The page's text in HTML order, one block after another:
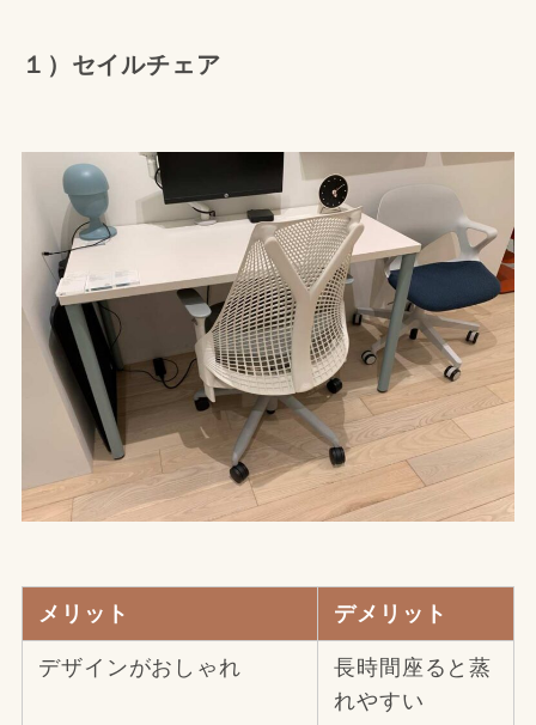
１）セイルチェア
メリット デメリット
デザインがおしゃれ
長時間座ると蒸
れやすい